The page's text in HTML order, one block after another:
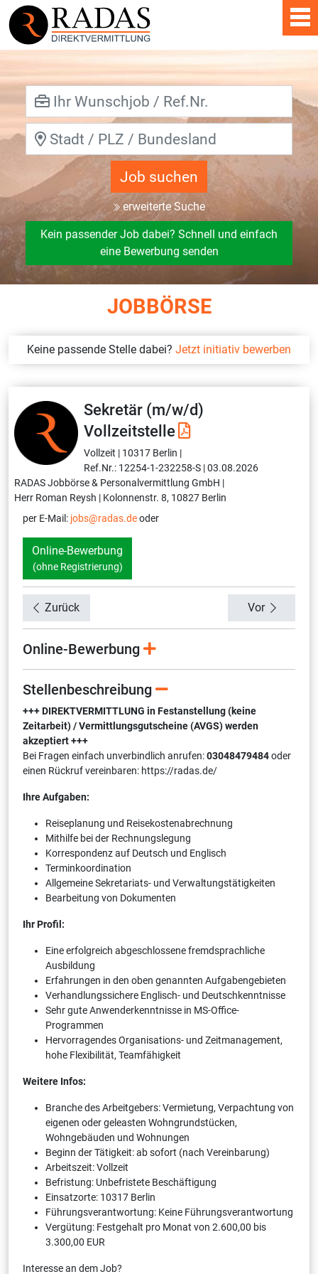
Job suchen
erweiterte Suche
Kein passender Job dabei? Schnell und einfach
eine Bewerbung senden
JOBBÖRSE
Keine passende Stelle dabei? Jetzt initiativ bewerben
Sekretär (m/w/d)
Vollzeitstelle
Vollzeit | 10317 Berlin |
Ref.Nr.: 12254-1-232258-S |03.08.2026
RADAS Jobbörse & Personalvermittlung GmbH |
Herr Roman Reysh | Kolonnenstr. 8, 10827 Berlin
per E-Mail: jobs@radas.deoder
Online-Bewerbung
(ohne Registrierung)
Zurück Vor
Online-Bewerbung
Stellenbeschreibung
+++ DIREKTVERMITTLUNG in Festanstellung (keine
Zeitarbeit) / Vermittlungsgutscheine (AVGS) werden
akzeptiert +++
Bei Fragen einfach unverbindlich anrufen:03048479484oder
einen Rückruf vereinbaren: https://radas.de/
Ihre Aufgaben:
Reiseplanung und Reisekostenabrechnung
Mithilfe bei der Rechnungslegung
Korrespondenz auf Deutsch und Englisch
Terminkoordination
Allgemeine Sekretariats- und Verwaltungstätigkeiten
Bearbeitung von Dokumenten
Ihr Profil:
Eine erfolgreich abgeschlossene fremdsprachliche
Ausbildung
Erfahrungen in den oben genannten Aufgabengebieten
Verhandlungssichere Englisch- und Deutschkenntnisse
Sehr gute Anwenderkenntnisse in MS-Office-
Programmen
Hervorragendes Organisations- und Zeitmanagement,
hohe Flexibilität, Teamfähigkeit
Weitere Infos:
Branche des Arbeitgebers: Vermietung, Verpachtung von
eigenen oder geleasten Wohngrundstücken,
Wohngebäuden und Wohnungen
Beginn der Tätigkeit: ab sofort (nach Vereinbarung)
Arbeitszeit: Vollzeit
Befristung: Unbefristete Beschäftigung
Einsatzorte: 10317 Berlin
Führungsverantwortung: Keine Führungsverantwortung
Vergütung: Festgehalt pro Monat von 2.600,00 bis
3.300,00 EUR
Interesse an dem Job?